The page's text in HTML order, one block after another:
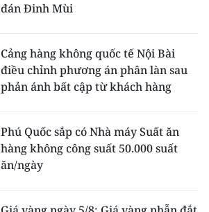
đán Đinh Mùi
Cảng hàng không quốc tế Nội Bài
điều chỉnh phương án phân làn sau
phản ánh bất cập từ khách hàng
Phú Quốc sắp có Nhà máy Suất ăn
hàng không công suất 50.000 suất
ăn/ngày